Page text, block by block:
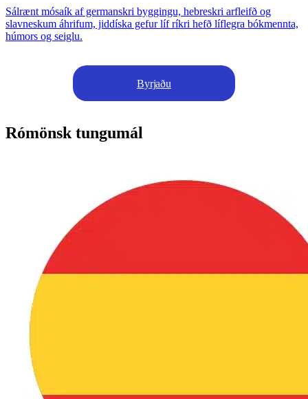
Sálrænt mósaík af germanskri byggingu, hebreskri arfleifð og
slavneskum áhrifum, jiddíska gefur líf ríkri hefð líflegra bókmennta,
húmors og seiglu.
Byrjaðu
Rómönsk tungumál